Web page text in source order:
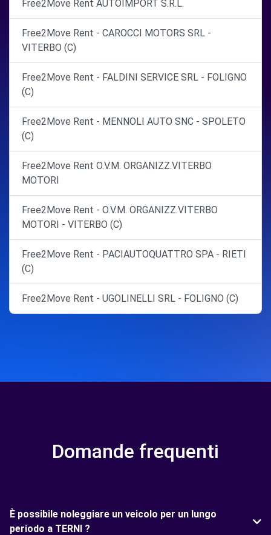
Free2Move Rent AUTOIMPORT S.R.L.
Free2Move Rent - CAROCCI MOTORS SRL -
VITERBO (C)
Free2Move Rent - FALDINI SERVICE SRL - FOLIGNO
(C)
Free2Move Rent - MENNOLI AUTO SNC - SPOLETO
(C)
Free2Move Rent O.V.M. ORGANIZZ.VITERBO
MOTORI
Free2Move Rent - O.V.M. ORGANIZZ.VITERBO
MOTORI - VITERBO (C)
Free2Move Rent - PACIAUTOQUATTRO SPA - RIETI
(C)
Free2Move Rent - UGOLINELLI SRL - FOLIGNO (C)
Domande frequenti
È possibile noleggiare un veicolo per un lungo
periodo a TERNI ?